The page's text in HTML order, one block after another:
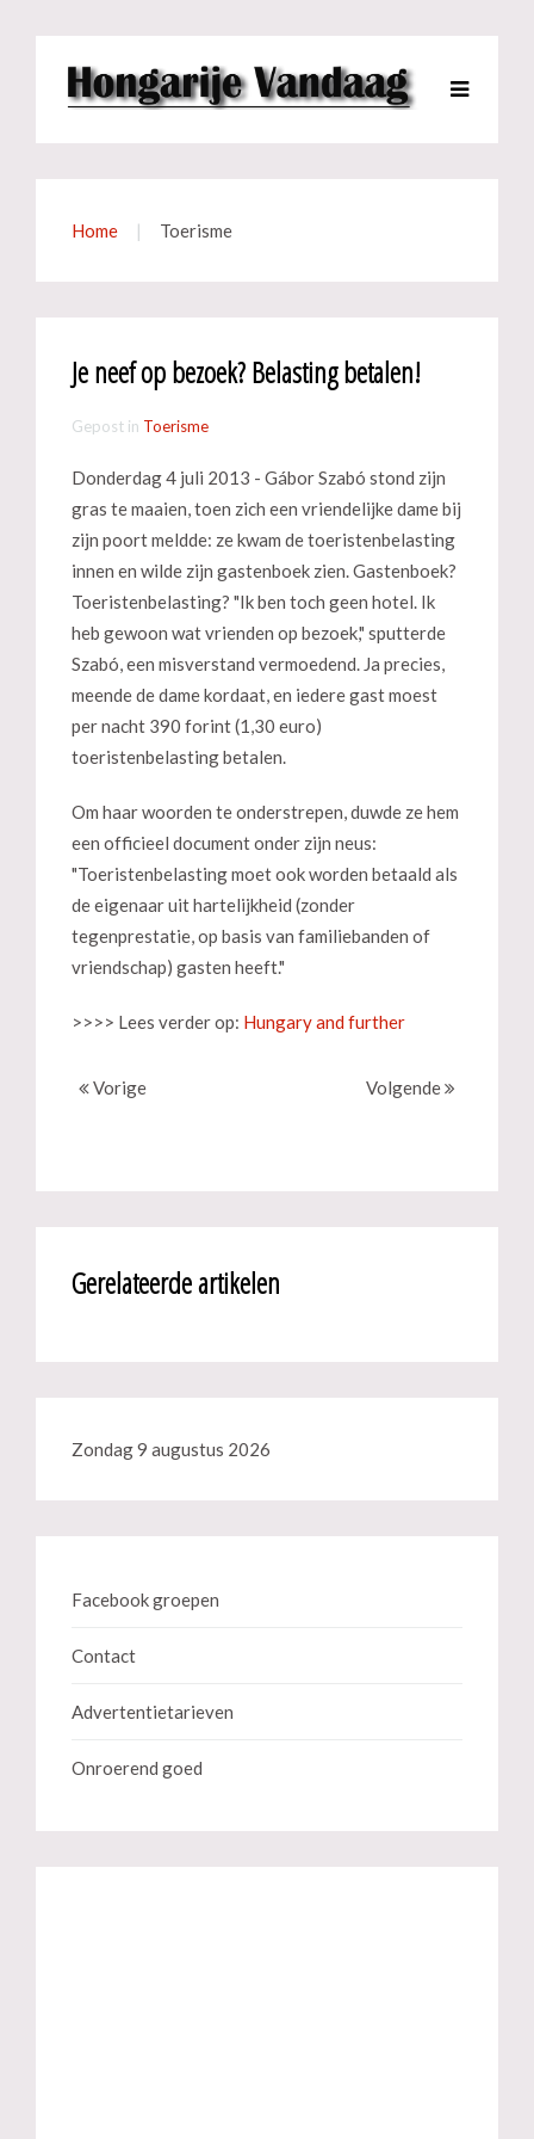
Home Toerisme
Je neef op bezoek? Belasting betalen!
Gepost in Toerisme
Donderdag 4 juli 2013 - Gábor Szabó stond zijn
gras te maaien, toen zich een vriendelijke dame bij
zijn poort meldde: ze kwam de toeristenbelasting
innen en wilde zijn gastenboek zien. Gastenboek?
Toeristenbelasting? "Ik ben toch geen hotel. Ik
heb gewoon wat vrienden op bezoek," sputterde
Szabó, een misverstand vermoedend. Ja precies,
meende de dame kordaat, en iedere gast moest
per nacht 390 forint (1,30 euro)
toeristenbelasting betalen.
Om haar woorden te onderstrepen, duwde ze hem
een officieel document onder zijn neus:
"Toeristenbelasting moet ook worden betaald als
de eigenaar uit hartelijkheid (zonder
tegenprestatie, op basis van familiebanden of
vriendschap) gasten heeft."
>>>> Lees verder op: Hungary and further
Vorige Volgende
Gerelateerde artikelen
Zondag 9 augustus 2026
Facebook groepen
Contact
Advertentietarieven
Onroerend goed